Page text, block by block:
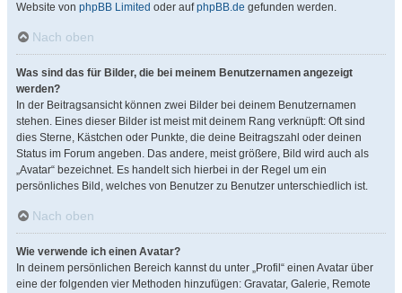
Website von phpBB Limited oder aufphpBB.de gefunden werden.
Nach oben
Was sind das für Bilder, die bei meinem Benutzernamen angezeigt
werden?
In der Beitragsansicht können zwei Bilder bei deinem Benutzernamen
stehen. Eines dieser Bilder ist meist mit deinem Rang verknüpft: Oft sind
dies Sterne, Kästchen oder Punkte, die deine Beitragszahl oder deinen
Status im Forum angeben. Das andere, meist größere, Bild wird auch als
„Avatar“ bezeichnet. Es handelt sich hierbei in der Regel um ein
persönliches Bild, welches von Benutzer zu Benutzer unterschiedlich ist.
Nach oben
Wie verwende ich einen Avatar?
In deinem persönlichen Bereich kannst du unter „Profil“ einen Avatar über
eine der folgenden vier Methoden hinzufügen: Gravatar, Galerie, Remote